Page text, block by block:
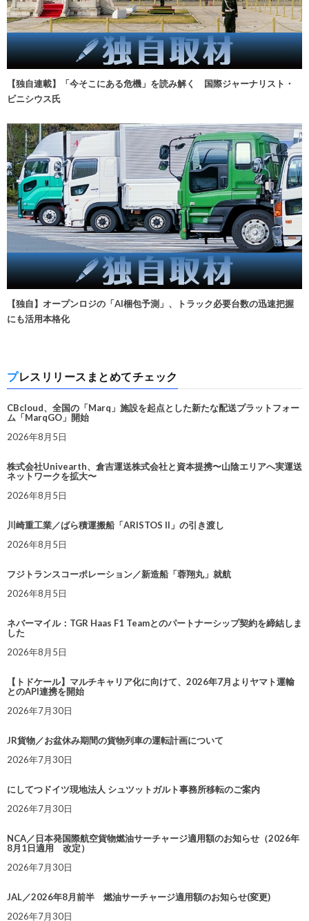
【独自連載】「今そこにある危機」を読み解く 国際ジャーナリスト・
ビニシウス氏
【独自】オープンロジの「AI梱包予測」、トラック必要台数の迅速把握
にも活用本格化
プレスリリースまとめてチェック
CBcloud、全国の「Marq」施設を起点とした新たな配送プラットフォー
ム「MarqGO」開始
2026年8月5日
株式会社Univearth、倉吉運送株式会社と資本提携〜山陰エリアへ実運送
ネットワークを拡大〜
2026年8月5日
川崎重工業／ばら積運搬船「ARISTOS II」の引き渡し
2026年8月5日
フジトランスコーポレーション／新造船「蓉翔丸」就航
2026年8月5日
ネバーマイル：TGR Haas F1 Teamとのパートナーシップ契約を締結しま
した
2026年8月5日
【トドケール】マルチキャリア化に向けて、2026年7月よりヤマト運輸
とのAPI連携を開始
2026年7月30日
JR貨物／お盆休み期間の貨物列車の運転計画について
2026年7月30日
にしてつドイツ現地法人 シュツットガルト事務所移転のご案内
2026年7月30日
NCA／日本発国際航空貨物燃油サーチャージ適用額のお知らせ（2026年
8月1日適用 改定）
2026年7月30日
JAL／2026年8月前半 燃油サーチャージ適用額のお知らせ(変更)
2026年7月30日